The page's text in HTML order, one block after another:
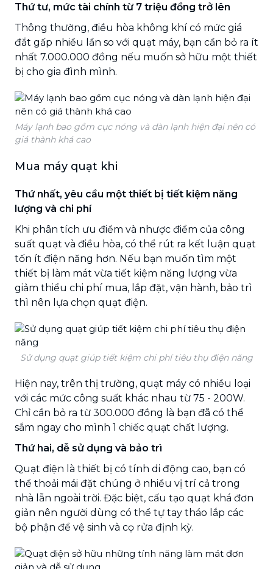
Thứ tư, mức tài chính từ 7 triệu đồng trở lên
Thông thường, điều hòa không khí có mức giá
đắt gấp nhiều lần so với quạt máy, bạn cần bỏ ra ít
nhất 7.000.000 đồng nếu muốn sở hữu một thiết
bị cho gia đình mình.
Máy lạnh bao gồm cục nóng và dàn lạnh hiện đại nên có
giá thành khá cao
Mua máy quạt khi
Thứ nhất, yêu cầu một thiết bị tiết kiệm năng
lượng và chi phí
Khi phân tích ưu điểm và nhược điểm của công
suất quạt và điều hòa, có thể rút ra kết luận quạt
tốn ít điện năng hơn. Nếu bạn muốn tìm một
thiết bị làm mát vừa tiết kiệm năng lượng vừa
giảm thiểu chi phí mua, lắp đặt, vận hành, bảo trì
thì nên lựa chọn quạt điện.
Sử dụng quạt giúp tiết kiệm chi phí tiêu thụ điện năng
Hiện nay, trên thị trường, quạt máy có nhiều loại
với các mức công suất khác nhau từ 75 - 200W.
Chỉ cần bỏ ra từ 300.000 đồng là bạn đã có thể
sắm ngay cho mình 1 chiếc quạt chất lượng.
Thứ hai, dễ sử dụng và bảo trì
Quạt điện là thiết bị có tính di động cao, bạn có
thể thoải mái đặt chúng ở nhiều vị trí cả trong
nhà lẫn ngoài trời. Đặc biệt, cấu tạo quạt khá đơn
giản nên người dùng có thể tự tay tháo lắp các
bộ phận để vệ sinh và cọ rửa định kỳ.